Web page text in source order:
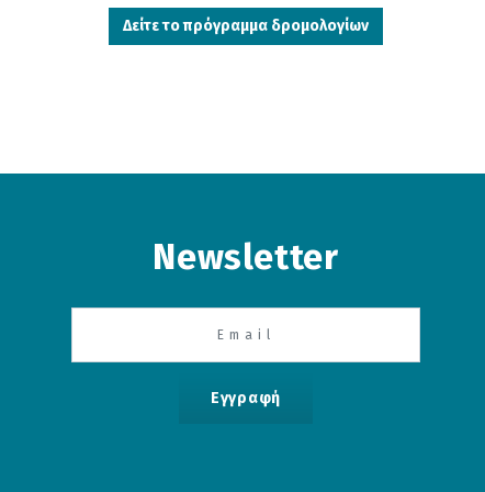
Δείτε το πρόγραμμα δρομολογίων
Newsletter
Εγγραφή